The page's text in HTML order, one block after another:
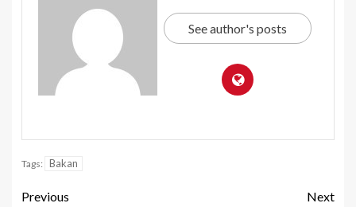
See author's posts
Tags: Bakan
Previous
Next